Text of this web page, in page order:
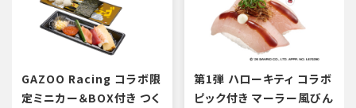
GAZOO Racing コラボ限
定ミニカー＆BOX付き つく
第1弾 ハローキティ コラボ
ピック付き マーラー風びん